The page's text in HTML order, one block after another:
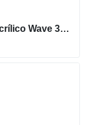
Copo Acrílico Wave 350Ml C/ Tampa E Canudo